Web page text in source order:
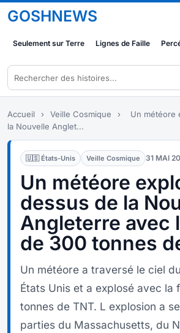
GOSHNEWS
Seulement sur Terre Lignes de Faille
Accueil › Veille Cosmique ›
Un météore
la Nouvelle Anglet...
🇺🇸 États-Unis Veille Cosmique 31 MAI
Un météore
dessus de la
Angleterre avec
de 300 tonnes
Un météore a traversé le ciel
États Unis et a explosé avec la
tonnes de TNT. L explosion a
parties du Massachusetts, du